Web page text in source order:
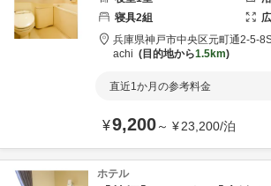
寝具2組
兵庫県神戸市中央区元町通2-5-8
achi
目的地から1.5km
直近1か月の参考料金
¥9,200～ ¥23,200/泊
ホテル